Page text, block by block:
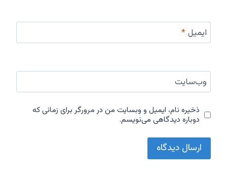
ایمیل*
وب‌سایت
ذخیره نام، ایمیل و وبسایت من در مرورگر برای زمانی که
دوباره دیدگاهی می‌نویسم.